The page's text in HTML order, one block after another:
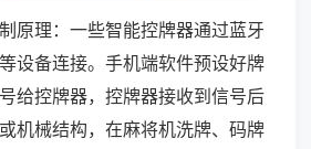
原理：一些智能控牌器通过蓝牙
设备连接。手机端软件预设好牌
给控牌器，控牌器接收到信号后
机械结构，在麻将机洗牌、码牌